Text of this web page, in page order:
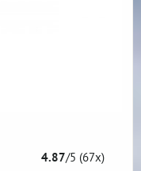
4.87/5 (67x)